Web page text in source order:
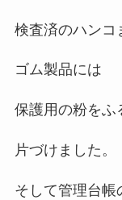
検査済のハンコ
ゴム製品には
保護用の粉をふ
片づけました。
そして管理台帳